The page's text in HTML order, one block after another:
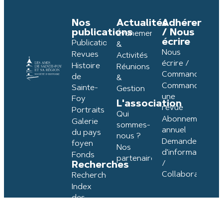
Nos
publications
Publications
Revues
Histoire
de
Sainte-
Foy
Portraits
Galerie
du pays
foyen
Fonds
Recherches
Recherche
Index
des
Actualités
Événements
&
Activités
Réunions
&
Gestion
L'association
Qui
sommes-
nous ?
Nos
partenaires
Adhérer
/ Nous
écrire
Nous
écrire /
Commander
Commander
une
revue
Abonnement
annuel
Demande
d'information
/
Collaboration